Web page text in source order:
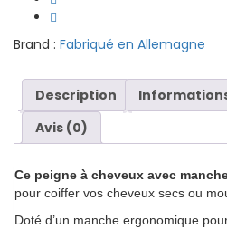
Brand : Fabriqué en Allemagne
Description
Avis (0)
Ce peigne à cheveux avec
pour coiffer vos cheveux secs ou
Doté d’un manche ergonomique